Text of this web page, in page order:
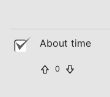
About time
0